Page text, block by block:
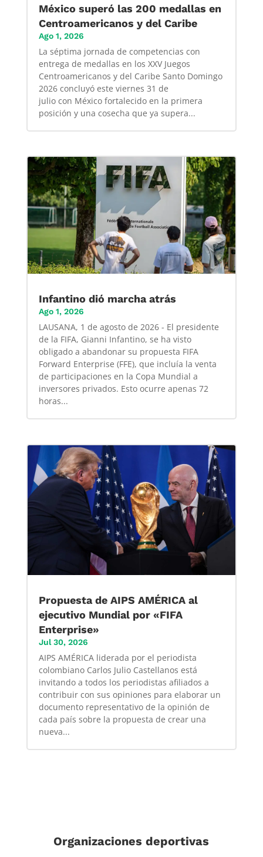
México superó las 200 medallas en
Centroamericanos y del Caribe
Ago 1, 2026
La séptima jornada de competencias con
entrega de medallas en los XXV Juegos
Centroamericanos y del Caribe Santo Domingo
2026 concluyó este viernes 31 de
julio con México fortalecido en la primera
posición y una cosecha que ya supera...
Infantino dió marcha atrás
Ago 1, 2026
LAUSANA, 1 de agosto de 2026 - El presidente
de la FIFA, Gianni Infantino, se ha visto
obligado a abandonar su propuesta FIFA
Forward Enterprise (FFE), que incluía la venta
de participaciones en la Copa Mundial a
inversores privados. Esto ocurre apenas 72
horas...
Propuesta de AIPS AMÉRICA al
ejecutivo Mundial por «FIFA
Enterprise»
Jul 30, 2026
AIPS AMÉRICA liderada por el periodista
colombiano Carlos Julio Castellanos está
invitando a todos los periodistas afiliados a
contribuir con sus opiniones para elaborar un
documento representativo de la opinión de
cada país sobre la propuesta de crear una
nueva...
Organizaciones deportivas